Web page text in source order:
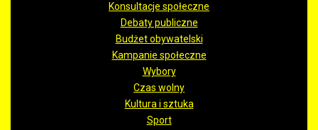
Konsultacje społeczne
Debaty publiczne
Budżet obywatelski
Kampanie społeczne
Wybory
Czas wolny
Kultura i sztuka
Sport